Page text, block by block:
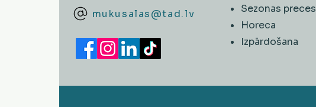
mukusalas@tad.lv
Sezonas preces
Horeca
​Izpārdošana